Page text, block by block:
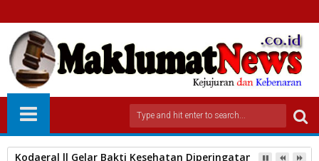
DPW PW FRN Counter Polri Sumbar Apresiasi Langkah